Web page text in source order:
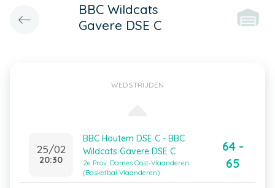
BBC Wildcats
Gavere DSE C
WEDSTRIJDEN
25/02
20:30
BBC Houtem DSE C - BBC
Wildcats Gavere DSE C
2e Prov. Dames Oost-Vlaanderen
(Basketbal Vlaanderen)
64 -
65